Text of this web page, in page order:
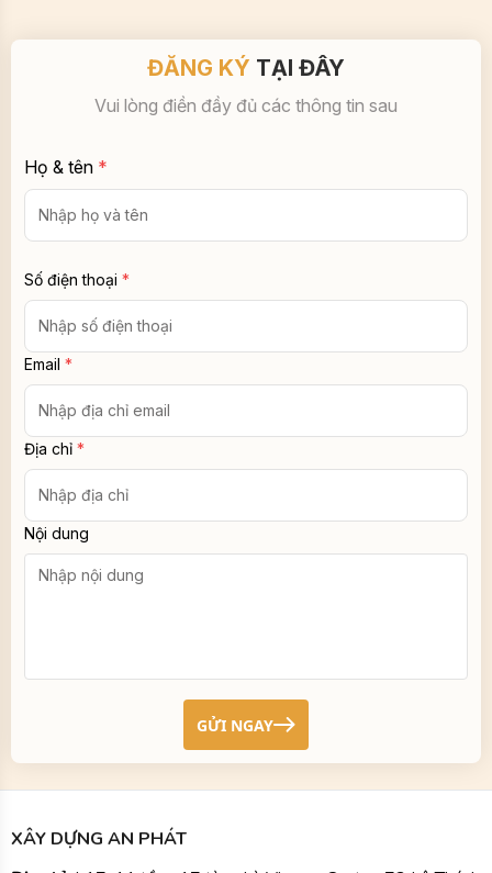
Địa chỉ*
Nội dung
GỬI NGAY
XÂY DỰNG AN PHÁT
Địa chỉ: L17-11 tầng 17 tòa nhà Vincom Center, 72 Lê Thánh
Tỉnh Đồng Nai
918 264
Email:
luongxuanbao0909@gmail.com
Website:xaydunganphat.net
Dịch Vụ Của Chúng Tôi